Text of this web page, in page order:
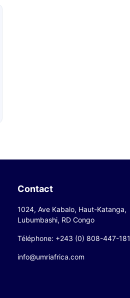
Contact
1024, Ave Kabalo, Haut-Katanga,
Lubumbashi, RD Congo
Téléphone: +243 (0) 808-447-181
info@umriafrica.com